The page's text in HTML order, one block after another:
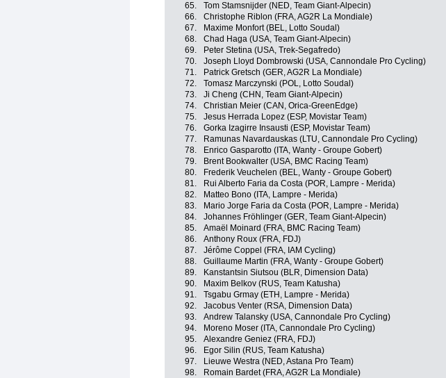
65.
Tom Stamsnijder (NED, Team Giant-Alpecin)
66.
Christophe Riblon (FRA, AG2R La Mondiale)
67.
Maxime Monfort (BEL, Lotto Soudal)
68.
Chad Haga (USA, Team Giant-Alpecin)
69.
Peter Stetina (USA, Trek-Segafredo)
70.
Joseph Lloyd Dombrowski (USA, Cannondale Pro Cycling)
71.
Patrick Gretsch (GER, AG2R La Mondiale)
72.
Tomasz Marczynski (POL, Lotto Soudal)
73.
Ji Cheng (CHN, Team Giant-Alpecin)
74.
Christian Meier (CAN, Orica-GreenEdge)
75.
Jesus Herrada Lopez (ESP, Movistar Team)
76.
Gorka Izagirre Insausti (ESP, Movistar Team)
77.
Ramunas Navardauskas (LTU, Cannondale Pro Cycling)
78.
Enrico Gasparotto (ITA, Wanty - Groupe Gobert)
79.
Brent Bookwalter (USA, BMC Racing Team)
80.
Frederik Veuchelen (BEL, Wanty - Groupe Gobert)
81.
Rui Alberto Faria da Costa (POR, Lampre - Merida)
82.
Matteo Bono (ITA, Lampre - Merida)
83.
Mario Jorge Faria da Costa (POR, Lampre - Merida)
84.
Johannes Fröhlinger (GER, Team Giant-Alpecin)
85.
Amaël Moinard (FRA, BMC Racing Team)
86.
Anthony Roux (FRA, FDJ)
87.
Jérôme Coppel (FRA, IAM Cycling)
88.
Guillaume Martin (FRA, Wanty - Groupe Gobert)
89.
Kanstantsin Siutsou (BLR, Dimension Data)
90.
Maxim Belkov (RUS, Team Katusha)
91.
Tsgabu Grmay (ETH, Lampre - Merida)
92.
Jacobus Venter (RSA, Dimension Data)
93.
Andrew Talansky (USA, Cannondale Pro Cycling)
94.
Moreno Moser (ITA, Cannondale Pro Cycling)
95.
Alexandre Geniez (FRA, FDJ)
96.
Egor Silin (RUS, Team Katusha)
97.
Lieuwe Westra (NED, Astana Pro Team)
98.
Romain Bardet (FRA, AG2R La Mondiale)